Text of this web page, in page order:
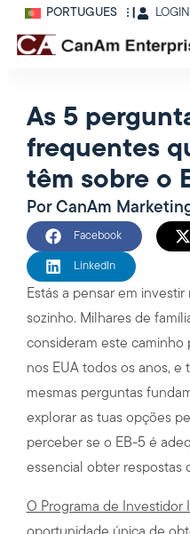
PORTUGUÊS
As 5
frequentes
têm sobre o
PorCanAm
Facebook
LinkedIn
Estás a pensar em
sozinho. Milhares de
consideram este caminho
nos EUA todos os anos, e
mesmas perguntas
explorar as tuas opções
perceber se o EB-5 é
essencial obter respostas
O Programa de Investidor